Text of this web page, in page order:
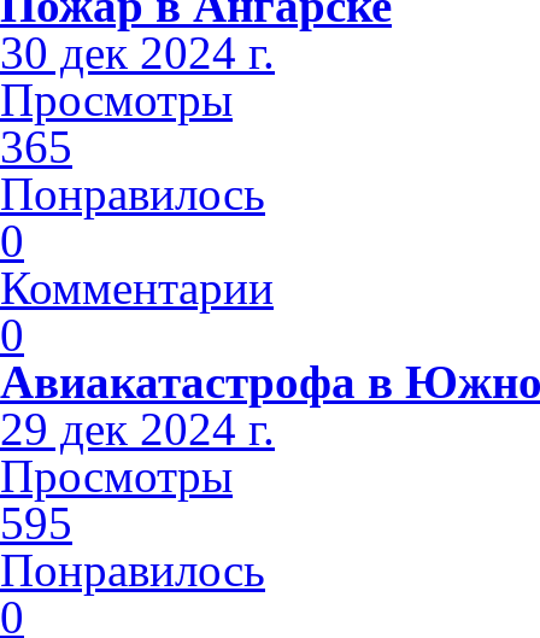
30 дек 2024 г.
Просмотры
365
Понравилось
0
Комментарии
0
Авиакатастрофа в
29 дек 2024 г.
Просмотры
595
Понравилось
0